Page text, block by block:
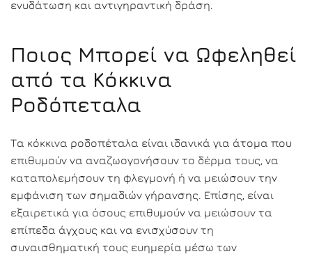
ενυδάτωση και αντιγηραντική δράση.
Ποιος Μπορεί να Ωφεληθεί
από τα Κόκκινα
Ροδόπεταλα
Τα κόκκινα ροδοπέταλα είναι ιδανικά για άτομα που
επιθυμούν να αναζωογονήσουν το δέρμα τους, να
καταπολεμήσουν τη φλεγμονή ή να μειώσουν την
εμφάνιση των σημαδιών γήρανσης. Επίσης, είναι
εξαιρετικά για όσους επιθυμούν να μειώσουν τα
επίπεδα άγχους και να ενισχύσουν τη
συναισθηματική τους ευημερία μέσω των